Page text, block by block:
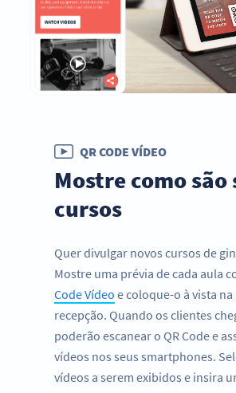
QR CODE VÍDEO
Mostre como são
cursos
Quer divulgar novos cursos de
Mostre uma prévia de cada aula
Code Vídeo e coloque-o à vista na
recepção. Quando os clientes
poderão escanear o QR Code e
vídeos nos seus smartphones.
vídeos a serem exibidos e insira